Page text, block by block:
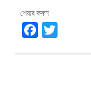
শেয়ার করুন
Facebook